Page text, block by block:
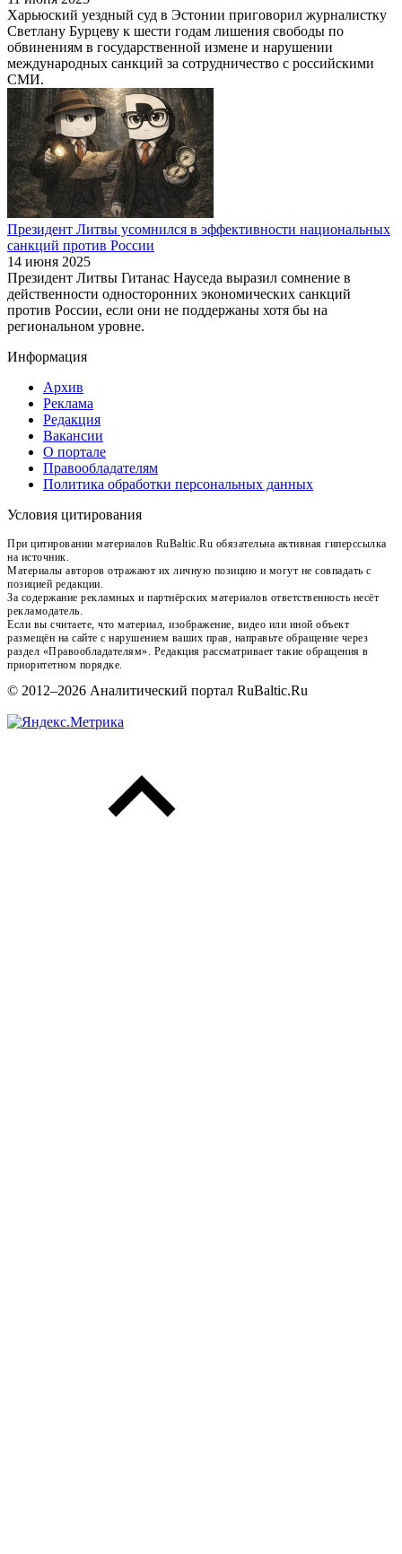
Харьюский уездный суд в Эстонии приговорил журналистку
Светлану Бурцеву к шести годам лишения свободы по
обвинениям в государственной измене и нарушении
международных санкций за сотрудничество с российскими
СМИ.
Президент Литвы усомнился в эффективности национальных
санкций против России
14 июня 2025
Президент Литвы Гитанас Науседа выразил сомнение в
действенности односторонних экономических санкций
против России, если они не поддержаны хотя бы на
региональном уровне.
Информация
Архив
Реклама
Редакция
Вакансии
О портале
Правообладателям
Политика обработки персональных данных
Условия цитирования
При цитировании материалов RuBaltic.Ru обязательна активная гиперссылка
на источник.
Материалы авторов отражают их личную позицию и могут не совпадать с
позицией редакции.
За содержание рекламных и партнёрских материалов ответственность несёт
рекламодатель.
Если вы считаете, что материал, изображение, видео или иной объект
размещён на сайте с нарушением ваших прав, направьте обращение через
раздел «Правообладателям». Редакция рассматривает такие обращения в
приоритетном порядке.
© 2012–2026 Аналитический портал RuBaltic.Ru